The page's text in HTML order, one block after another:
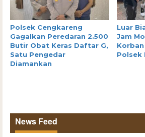
Polsek Cengkareng
Gagalkan Peredaran 2.500
Butir Obat Keras Daftar G,
Satu Pengedar
Diamankan
Luar
Jam
Polsek
News Feed